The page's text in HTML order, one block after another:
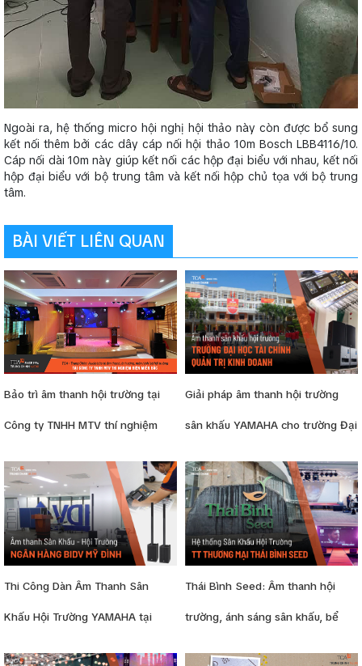
Ngoài ra, hệ thống micro hội nghị hội thảo này còn được bổ sung
kết nối thêm bởi các dây cáp nối hội thảo 10m Bosch LBB4116/10.
Cáp nối dài 10m này giúp kết nối các hộp đại biểu với nhau, kết nối
hộp đại biểu với bộ trung tâm và kết nối hộp chủ tọa với bộ trung
tâm.
BÀI VIẾT LIÊN QUAN
Bảo trì âm thanh hội trường tại
Công ty TNHH MTV thí nghiệm
Giải pháp âm thanh hội trường
sân khấu YAMAHA cho trường Đại
Hưng Yên
Thi Công Dàn Âm Thanh Sân
Khấu Hội Trường YAMAHA tại
Thái Bình Seed: Âm thanh hội
trường, ánh sáng sân khấu, bể